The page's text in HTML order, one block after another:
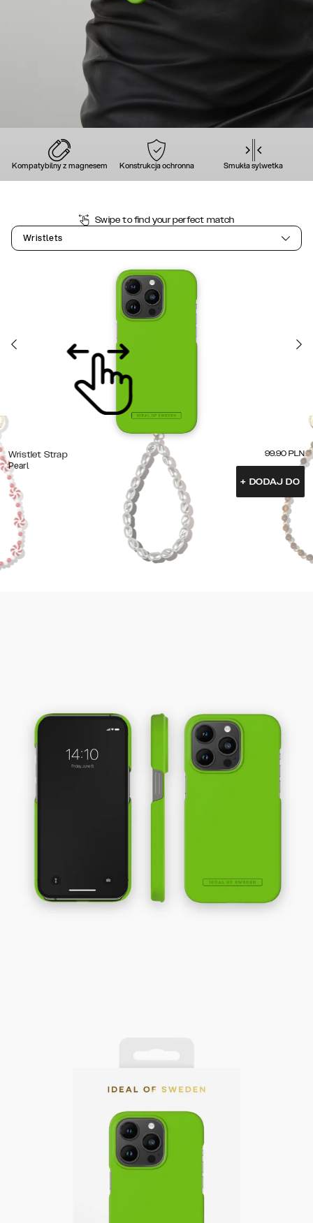
Kompatybilny z magnesem Konstrukcja ochronna Smukła sylwetka
Swipe to find your perfect match
Wristlets
Wristlet Strap
Pearl
99.90 PLN
+ DODAJ DO